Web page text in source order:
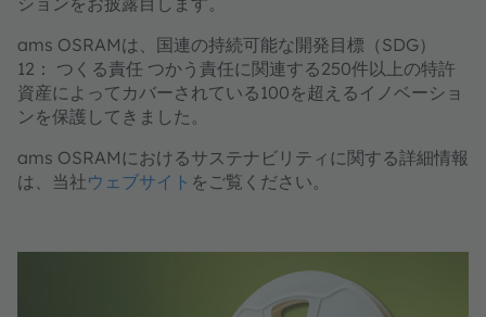
ams OSRAMは、国連の持続可能な開発目標（SDG）
12： つくる責任 つかう責任に関連する250件以上の特許
資産によってカバーされている100を超えるイノベーショ
ンを保護してきました。
ams OSRAMにおけるサステナビリティに関する詳細情報
は、当社ウェブサイト をご覧ください。